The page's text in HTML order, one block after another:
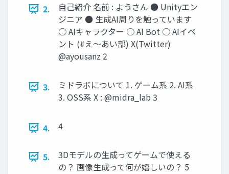
2.
自己紹介 名前 : ようさん ● Unityエン
ジニア ● 生成AI周りを触っています
○ AIキャラクター ○ AI Bot ○ AIイベ
ント (#え～あい部) X(Twitter)
@ayousanz 2
3.
ミドラボについて 1. ゲーム系 2. AI系
3. OSS系 X : @midra_lab 3
4. 4
5.
3Dモデルの生成ってゲームで使える
の？ 画像生成って何が嬉しいの？ 5